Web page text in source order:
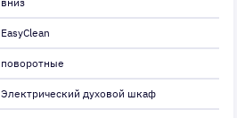
EasyClean
поворотные
Электрический духовой шкаф